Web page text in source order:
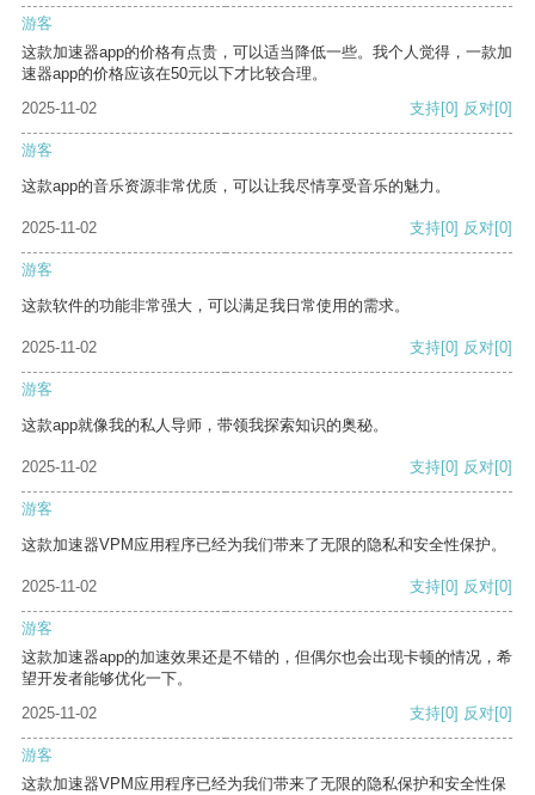
游客
这款加速器app的价格有点贵，可以适当降低一些。我个人觉得，一款加
速器app的价格应该在50元以下才比较合理。
2025-11-02
支持[0] 反对[0]
游客
这款app的音乐资源非常优质，可以让我尽情享受音乐的魅力。
2025-11-02 支持[0] 反对[0]
游客
这款软件的功能非常强大，可以满足我日常使用的需求。
2025-11-02 支持[0] 反对[0]
游客
这款app就像我的私人导师，带领我探索知识的奥秘。
2025-11-02 支持[0] 反对[0]
游客
这款加速器VPM应用程序已经为我们带来了无限的隐私和安全性保护。
2025-11-02 支持[0] 反对[0]
游客
这款加速器app的加速效果还是不错的，但偶尔也会出现卡顿的情况，希
望开发者能够优化一下。
2025-11-02
支持[0] 反对[0]
游客
这款加速器VPM应用程序已经为我们带来了无限的隐私保护和安全性保